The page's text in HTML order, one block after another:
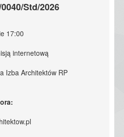
Std/2026
17:00
internetową
Izba Architektów RP